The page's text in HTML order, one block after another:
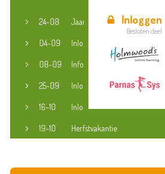
Inloggen
Besloten deel
24-08 Jaaropening
04-09 Inloopspreekuur jeugdconsulent
08-09 Informatieavond groep 3-8
25-09 Inloopspreekuur jeugdconsulent
16-10 Inloopspreekuur jeugdconsulent
19-10 Herfstvakantie